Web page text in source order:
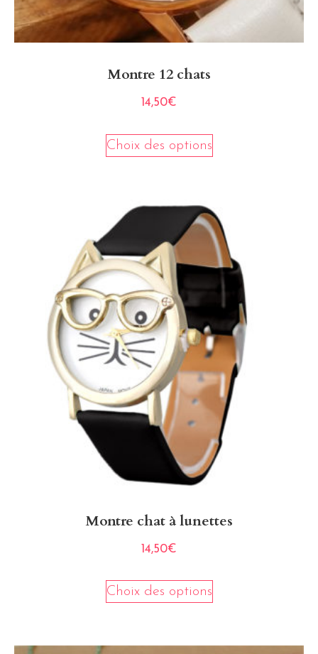
Montre 12 chats
14,50€
Choix des options
Montre chat à lunettes
14,50€
Choix des options